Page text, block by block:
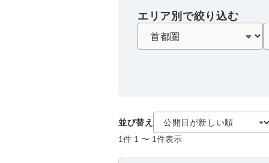
エリア別で絞り込む
並び替え
1件 1 〜 1件表示